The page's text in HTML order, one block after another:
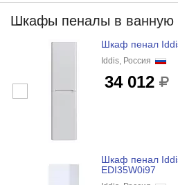
Шкафы пеналы в ванную
Шкаф пенал
Iddis, Россия
34 012
Шкаф пенал
EDI35W0i97